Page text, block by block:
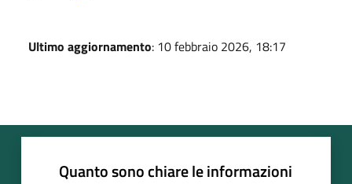
Ultimo aggiornamento: 10 febbraio 2026, 18:17
Quanto sono chiare le informazioni